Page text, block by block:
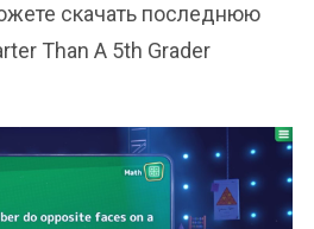
скачать последнюю
Than A 5th Grader